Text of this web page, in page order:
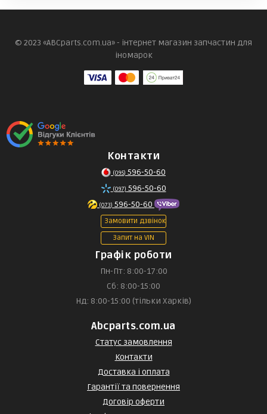
© 2023 «ABCparts.com.ua» - інтернет магазин запчастин для
іномарок
Контакти
(095) 596-50-60
(097) 596-50-60
(073) 596-50-60
Замовити дзвінок
Запит на VIN
Графік роботи
Пн-Пт: 8:00-17:00
Сб: 8:00-15:00
Нд: 8:00-15:00 (тільки Харків)
Abcparts.com.ua
Статус замовлення
Контакти
Доставка і оплата
Гарантії та повернення
Договір оферти